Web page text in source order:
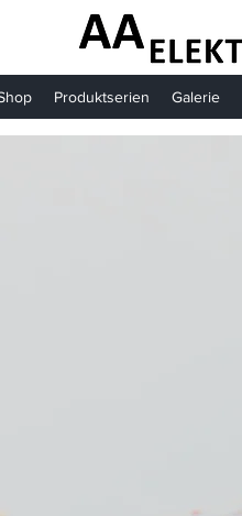
Produktserien Galerie